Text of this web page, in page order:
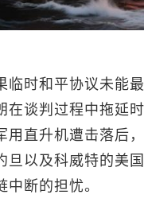
临时和平协议未能
在谈判过程中拖延
用直升机遭击落后
旦以及科威特的美
断的担忧。